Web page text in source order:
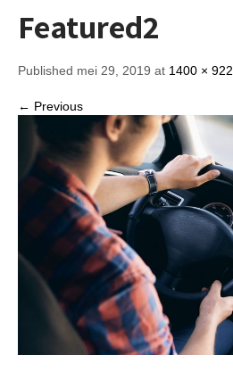
Featured2
Published mei 29, 2019 at 1400 × 922
← Previous